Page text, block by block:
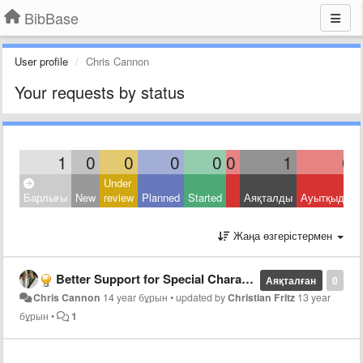
BibBase
User profile Chris Cannon
Your requests by status
1 0 0 0 0 0 1 0
Барлығы New
Under
review Planned Started Аяқталды Ауытқыды
Жаңа өзгерістермен
0
Аяқталған
Better Support for Special Characters
Chris Cannon 14 year бұрын •updated byChristian Fritz 13 year
бұрын • 1